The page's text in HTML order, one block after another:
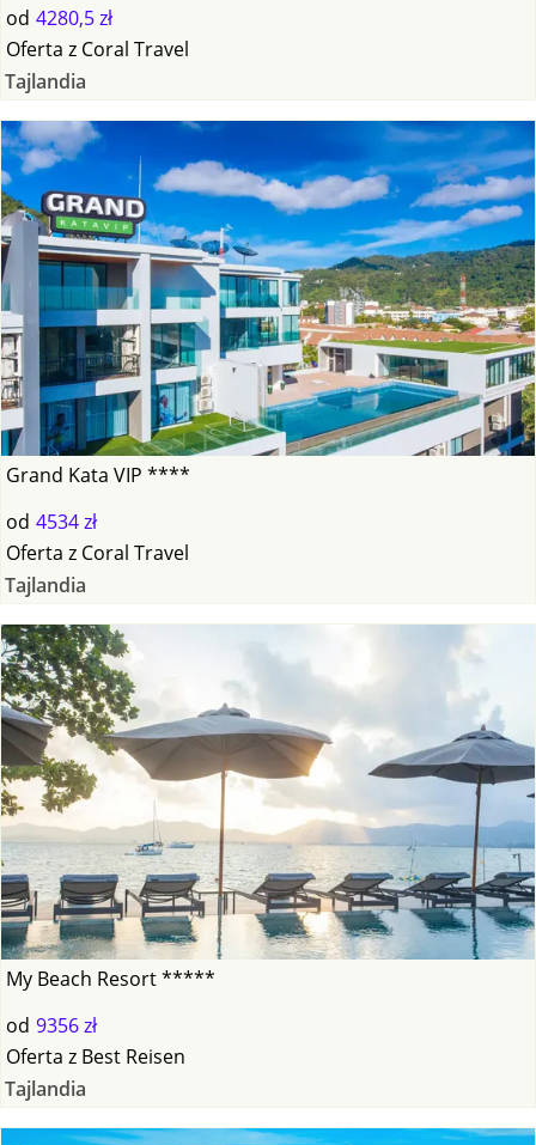
od 4280,5 zł
Oferta z Coral Travel
Tajlandia
Grand Kata VIP ****
od 4534 zł
Oferta z Coral Travel
Tajlandia
My Beach Resort *****
od 9356 zł
Oferta z Best Reisen
Tajlandia